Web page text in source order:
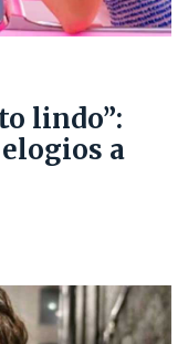
lindo”:
a